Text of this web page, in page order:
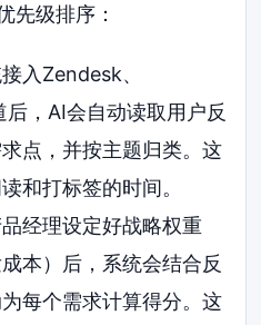
先级排序：
入Zendesk、
，AI会自动读取用户反
点，并按主题归类。这
和打标签的时间。
经理设定好战略权重
本）后，系统会结合反
每个需求计算得分。这